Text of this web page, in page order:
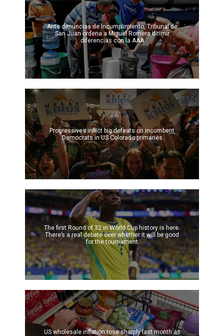
Ante denuncias de incumplimiento, Tribunal de
San Juan ordena a Miguel Romero dirimir
diferencias con la AAA
Progressives inflict big defeats on incumbent
Democrats in US Colorado primaries
The first Round of 32 in World Cup history is here.
There’s a real debate over whether it will be good
for the tournament
US wholesale inflation rose sharply last month as